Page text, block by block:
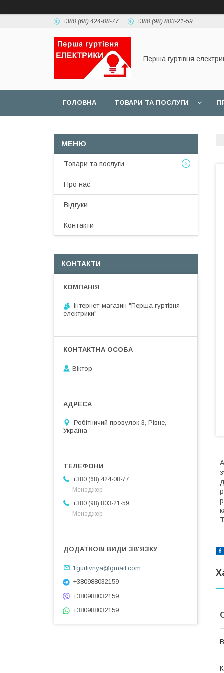
+380 (68) 424-08-77 +380 (98) 803-21-59
Перша гуртівня
ГОЛОВНА ТОВАРИ ТА ПОСЛУГИ
Товари та послуги
Про нас
Відгуки
Контакти
КОНТАКТИ
Інтернет-магазин "Перша гуртівня
електрики"
Віктор
Робітничий провулок 3, Рівне,
Україна
+380 (68) 424-08-77
Менеджер
+380 (98) 803-21-59
Менеджер
1gurtivnya@gmail.com
+380988032159
+380988032159
+380988032159